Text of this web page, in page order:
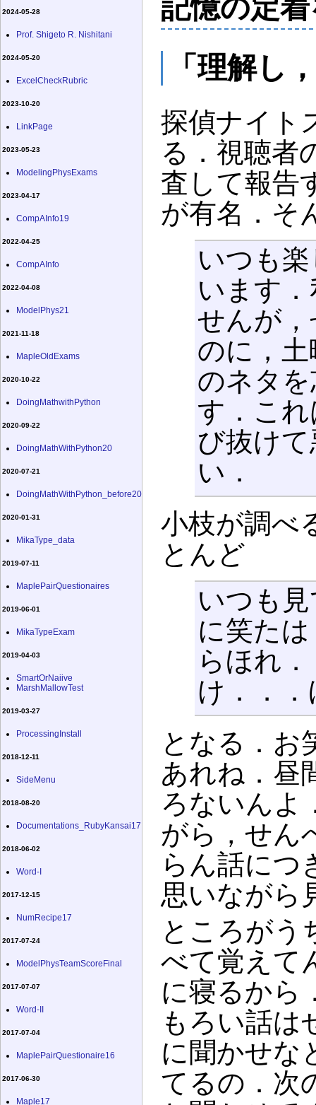
記憶の定
「理解し
探偵ナイト
る．視聴者
査して報告
が有名．そ
いつも
います
せんが
のに，
のネタ
す．こ
び抜け
い．
小枝が調べ
とんど
いつも
に笑た
らほれ
け．．
となる．お
あれね．昼
ろないんよ
がら，せん
らん話につ
思いながら
ところがう
べて覚えて
に寝るから
もろい話は
に聞かせな
てるの．次
2024-05-28
Prof. Shigeto R. Nishitani
2024-05-20
ExcelCheckRubric
2023-10-20
LinkPage
2023-05-23
ModelingPhysExams
2023-04-17
CompAInfo19
2022-04-25
CompAInfo
2022-04-08
ModelPhys21
2021-11-18
MapleOldExams
2020-10-22
DoingMathwithPython
2020-09-22
DoingMathWithPython20
2020-07-21
DoingMathWithPython_before20
2020-01-31
MikaType_data
2019-07-11
MaplePairQuestionaires
2019-06-01
MikaTypeExam
2019-04-03
SmartOrNaiive
MarshMallowTest
2019-03-27
ProcessingInstall
2018-12-11
SideMenu
2018-08-20
Documentations_RubyKansai17
2018-06-02
Word-I
2017-12-15
NumRecipe17
2017-07-24
ModelPhysTeamScoreFinal
2017-07-07
Word-II
2017-07-04
MaplePairQuestionaire16
2017-06-30
Maple17